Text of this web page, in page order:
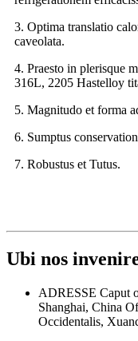
3. Optima translatio
caveolata.
4. Praesto in plerisque
316L, 2205 Hastelloy
5. Magnitudo et forma
6. Sumptus
7. Robustus et Tutus.
Ubi nos
ADRESSE Caput
Shanghai, China
Occidentalis,